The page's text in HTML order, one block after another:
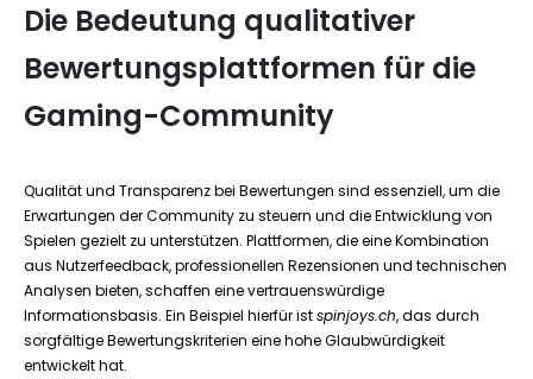
Die Bedeutung qualitativer
Bewertungsplattformen für die
Gaming-Community
Qualität und Transparenz bei Bewertungen sind essenziell, um die
Erwartungen der Community zu steuern und die Entwicklung von
Spielen gezielt zu unterstützen. Plattformen, die eine Kombination
aus Nutzerfeedback, professionellen Rezensionen und technischen
Analysen bieten, schaffen eine vertrauenswürdige
Informationsbasis. Ein Beispiel hierfür istspinjoys.ch, das durch
sorgfältige Bewertungskriterien eine hohe Glaubwürdigkeit
entwickelt hat.